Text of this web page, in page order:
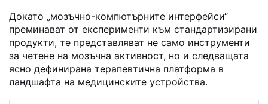
Докато „мозъчно-компютърните интерфейси“
преминават от експерименти към стандартизирани
продукти, те представляват не само инструменти
за четене на мозъчна активност, но и следващата
ясно дефинирана терапевтична платформа в
ландшафта на медицинските устройства.